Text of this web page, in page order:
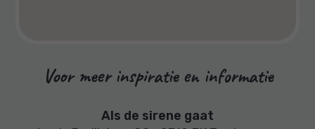
Voor meer inspiratie en informatie
Als de sirene gaat